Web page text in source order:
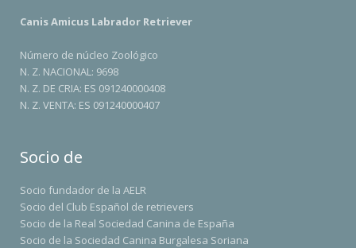
Canis Amicus Labrador Retriever
Número de núcleo Zoológico
N. Z. NACIONAL: 9698
N. Z. DE CRIA: ES 091240000408
N. Z. VENTA: ES 091240000407
Socio de
Socio fundador de la AELR
Socio del Club Español de retrievers
Socio de la Real Sociedad Canina de España
Socio de la Sociedad Canina Burgalesa Soriana